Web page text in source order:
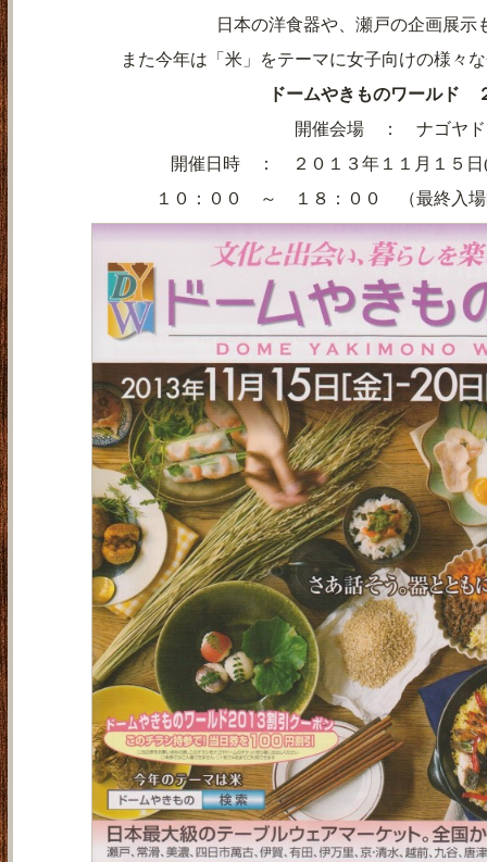
日本の洋食器や、瀬戸の企画展示
また今年は「米」をテーマに女子向けの様々
ドームやきものワールド
開催会場 ： ナゴヤド
開催日時 ： ２０１３年１１月１５日
１０：００ ～ １８：００ （最終入場